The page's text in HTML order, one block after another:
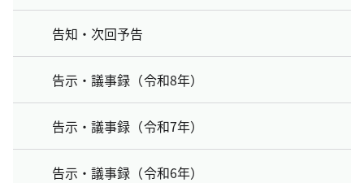
告知・次回予告
告示・議事録（令和8年）
告示・議事録（令和7年）
告示・議事録（令和6年）